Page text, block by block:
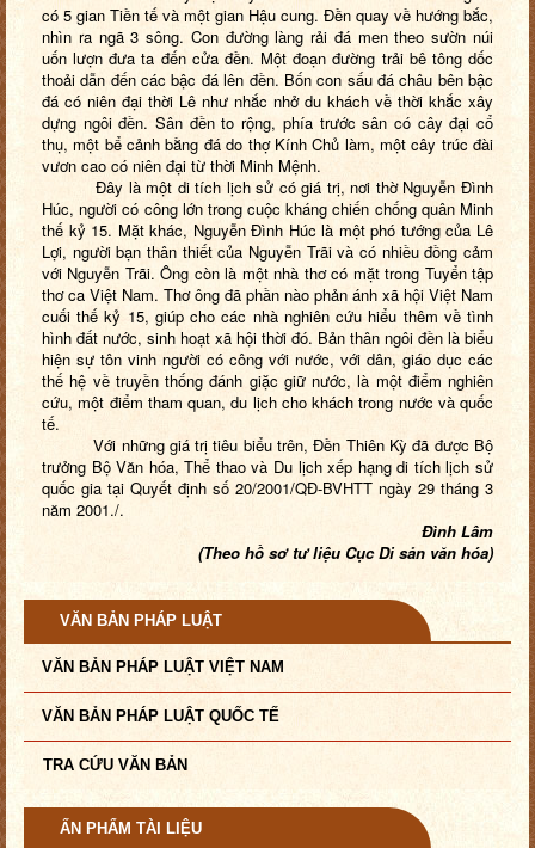
có 5 gian Tiền tế và một gian Hậu cung. Đền quay về hướng bắc,
nhìn ra ngã 3 sông. Con đường làng rải đá men theo sườn núi
uốn lượn đưa ta đến cửa đền. Một đoạn đường trải bê tông dốc
thoải dẫn đến các bậc đá lên đền. Bốn con sấu đá châu bên bậc
đá có niên đại thời Lê như nhắc nhở du khách về thời khắc xây
dựng ngôi đền. Sân đền to rộng, phía trước sân có cây đại cổ
thụ, một bể cảnh bằng đá do thợ Kính Chủ làm, một cây trúc đài
vươn cao có niên đại từ thời Minh Mệnh.
Đây là một di tích lịch sử có giá trị, nơi thờ Nguyễn Đình
Húc, người có công lớn trong cuộc kháng chiến chống quân Minh
thế kỷ 15. Mặt khác, Nguyễn Đình Húc là một phó tướng của Lê
Lợi, người bạn thân thiết của Nguyễn Trãi và có nhiều đồng cảm
với Nguyễn Trãi. Ông còn là một nhà thơ có mặt trong Tuyển tập
thơ ca Việt Nam. Thơ ông đã phần nào phản ánh xã hội Việt Nam
cuối thế kỷ 15, giúp cho các nhà nghiên cứu hiểu thêm về tình
hình đất nước, sinh hoạt xã hội thời đó. Bản thân ngôi đền là biểu
hiện sự tôn vinh người có công với nước, với dân, giáo dục các
thế hệ về truyền thống đánh giặc giữ nước, là một điểm nghiên
cứu, một điểm tham quan, du lịch cho khách trong nước và quốc
tế.
Với những giá trị tiêu biểu trên, Đền Thiên Kỳ đã được Bộ
trưởng Bộ Văn hóa, Thể thao và Du lịch xếp hạng di tích lịch sử
quốc gia tại Quyết định số 20/2001/QĐ-BVHTT ngày 29 tháng 3
năm 2001./.
Đình Lâm
(Theo hồ sơ tư liệu Cục Di sản văn hóa)
VĂN BẢN PHÁP LUẬT
VĂN BẢN PHÁP LUẬT VIỆT NAM
VĂN BẢN PHÁP LUẬT QUỐC TẾ
TRA CỨU VĂN BẢN
ẤN PHẨM TÀI LIỆU